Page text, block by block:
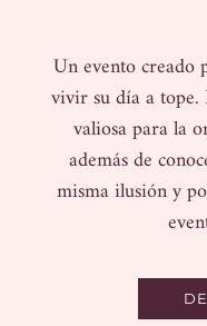
Un evento creado
vivir su día a
valiosa para la
además de
misma ilusión y